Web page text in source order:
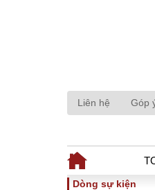
Liên hệ Góp
Dòng sự kiện